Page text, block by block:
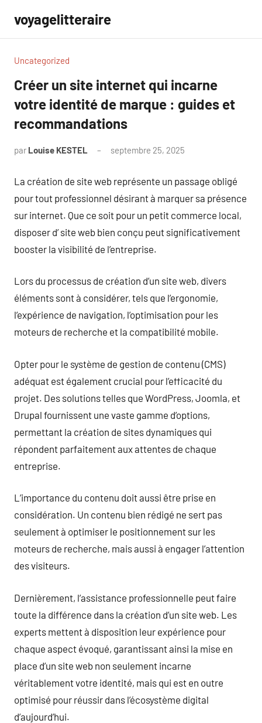
contenu
voyagelitteraire
Uncategorized
Créer un site internet qui incarne
votre identité de marque : guides et
recommandations
par Louise KESTEL septembre 25, 2025
La création de site web représente un passage obligé
pour tout professionnel désirant à marquer sa présence
sur internet. Que ce soit pour un petit commerce local,
disposer d’ site web bien conçu peut significativement
booster la visibilité de l’entreprise.
Lors du processus de création d’un site web, divers
éléments sont à considérer, tels que l’ergonomie,
l’expérience de navigation, l’optimisation pour les
moteurs de recherche et la compatibilité mobile.
Opter pour le système de gestion de contenu (CMS)
adéquat est également crucial pour l’efficacité du
projet. Des solutions telles que WordPress, Joomla, et
Drupal fournissent une vaste gamme d’options,
permettant la création de sites dynamiques qui
répondent parfaitement aux attentes de chaque
entreprise.
L’importance du contenu doit aussi être prise en
considération. Un contenu bien rédigé ne sert pas
seulement à optimiser le positionnement sur les
moteurs de recherche, mais aussi à engager l’attention
des visiteurs.
Dernièrement, l’assistance professionnelle peut faire
toute la différence dans la création d’un site web. Les
experts mettent à disposition leur expérience pour
chaque aspect évoqué, garantissant ainsi la mise en
place d’un site web non seulement incarne
véritablement votre identité, mais qui est en outre
optimisé pour réussir dans l’écosystème digital
d’aujourd’hui.